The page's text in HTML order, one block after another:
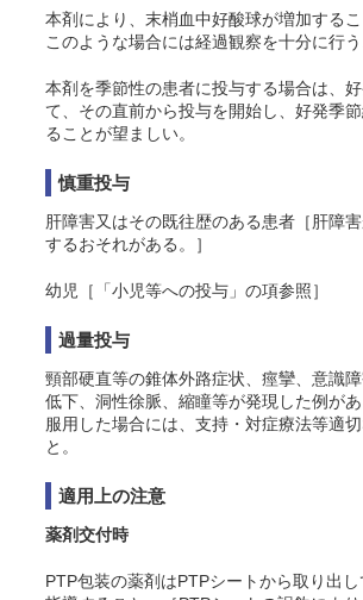
本剤により、末梢血中好酸球が増加するこ
このような場合には経過観察を十分に行う
本剤を季節性の患者に投与する場合は、
て、その直前から投与を開始し、好発季
ることが望ましい。
慎重投与
肝障害又はその既往歴のある患者［肝障
するおそれがある。］
幼児［「小児等への投与」の項参照］
過量投与
頸部硬直等の錐体外路症状、痙攣、意識
低下、洞性徐脈、縮瞳等が発現した例が
服用した場合には、支持・対症療法等適
と。
適用上の注意
薬剤交付時
PTP包装の薬剤はPTPシートから取り出し